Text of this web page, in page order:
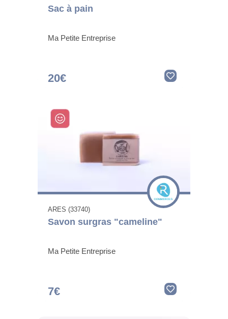
Sac à pain
Ma Petite Entreprise
20€
ARES (33740)
Savon surgras "cameline"
Ma Petite Entreprise
7€